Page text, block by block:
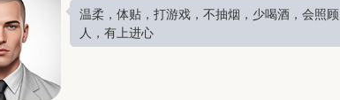
温柔，体贴，打游戏，不抽烟，少喝酒，会照顾
人，有上进心